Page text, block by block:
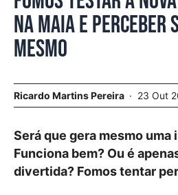
na Maia e perceber
mesmo
Ricardo Martins Pereira 23 Out
Será que gera mesmo uma
Funciona bem? Ou é
divertida? Fomos tentar